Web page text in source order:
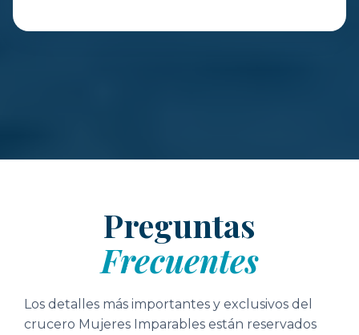
Preguntas
Frecuentes
Los detalles más importantes y exclusivos del
crucero Mujeres Imparables están reservados